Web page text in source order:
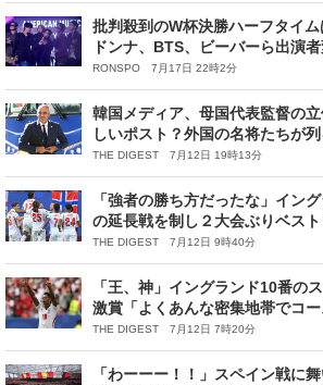
批判殺到のW杯決勝ハーフタイ
ドンナ、BTS、ビーバーら出演
分…元FIFA会長は「スーパーボウ
かうんだ？」と批判
RONSPO 7月17日 22時2分
韓国メディア、母国代表監督の
しいポスト？外国の名将たちが
過熱した報道に警鐘
THE DIGEST 7月12日 19時13分
「強者の勝ち方だったな」イン
の延長戦を制し２大会ぶりベス
ぇ」「60年ぶりの優勝が近づいて
THE DIGEST 7月12日 9時40分
「王、神」イングランド10番の
激賞「よくあんな密集地帯でコ
「さすがだぜ」【W杯】
THE DIGEST 7月12日 7時20分
「わーーー！！」スペイン戦に